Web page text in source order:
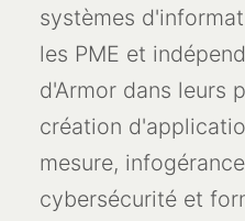
systèmes
les PME et
d'Armor dans leurs
création
mesure,
cybersécurité et